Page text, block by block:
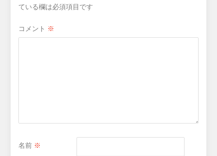
ている欄は必須項目です
コメント ※
名前 ※